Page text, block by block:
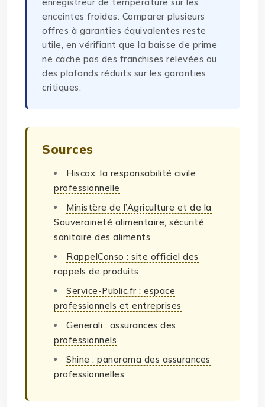
enregistreur de température sur les
enceintes froides. Comparer plusieurs
offres à garanties équivalentes reste
utile, en vérifiant que la baisse de prime
ne cache pas des franchises relevées ou
des plafonds réduits sur les garanties
critiques.
Sources
Hiscox, la responsabilité civile
professionnelle
Ministère de l’Agriculture et de la
Souveraineté alimentaire, sécurité
sanitaire des aliments
RappelConso : site officiel des
rappels de produits
Service-Public.fr : espace
professionnels et entreprises
Generali : assurances des
professionnels
Shine : panorama des assurances
professionnelles